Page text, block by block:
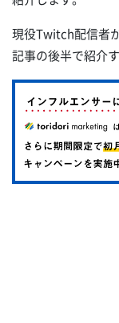
現役Twitch配信者
記事の後半で紹介